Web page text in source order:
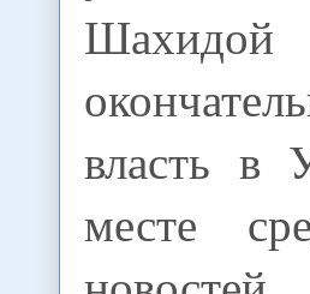
Шахидой
власть в
месте